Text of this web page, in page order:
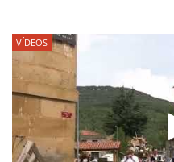
VÍDEOS